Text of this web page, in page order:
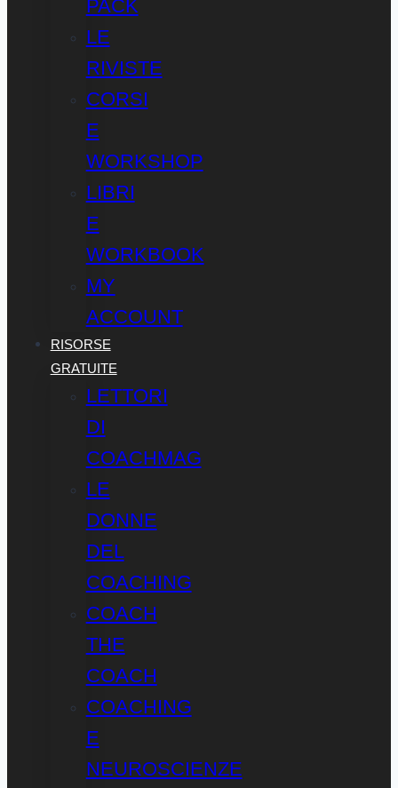
PACK
LE
RIVISTE
CORSI
E
WORKSHOP
LIBRI
E
WORKBOOK
MY
ACCOUNT
RISORSE
GRATUITE
LETTORI
DI
COACHMAG
LE
DONNE
DEL
COACHING
COACH
THE
COACH
COACHING
E
NEUROSCIENZE